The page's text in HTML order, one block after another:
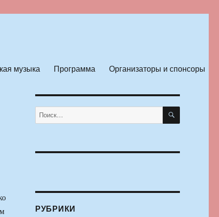
музыка Программа Организаторы и спонсоры
Искать: ПОИСК
РУБРИКИ